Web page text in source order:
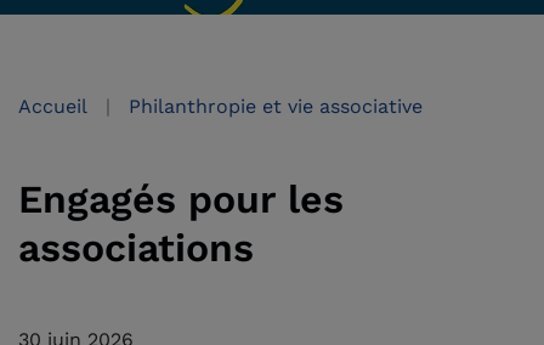
Accueil Philanthropie et vie associative
Engagés pour les
associations
30 juin 2026